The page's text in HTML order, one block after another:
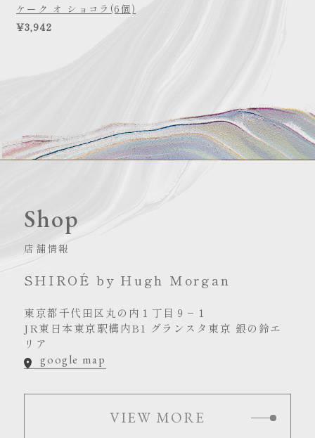
ケーク オ ショコラ(6個)
¥3,942
Shop
店舗情報
SHIROÉ by Hugh Morgan
東京都千代田区丸の内１丁目９−１
JR東日本東京駅構内B1 グランスタ東京 銀の鈴エ
リア
google map
VIEW MORE